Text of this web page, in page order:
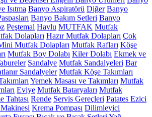
Isıtma Banyo Aspiratörü Diğer Banyo
Banyo Bakım Setleri Banyo
Peştemal Havlu MUTFAK Mutfak
Dolapları Hazır Mutfak Dolapları Çok
Mutfak Dolapları Mutfak Rafları Köşe
Mutfak Boy Dolabı Kiler Dolabı Ekmek ve
Sandalye Mutfak Sandalyeleri Bar
Sandalyeler Mutfak Köşe Takımları
Yemek Masası ve Takımları Mutfak
Eviye Mutfak Bataryaları Mutfak
Tahtası Rende Servis Gereçleri Patates Ezici
Krema Pompası Dilimleyici